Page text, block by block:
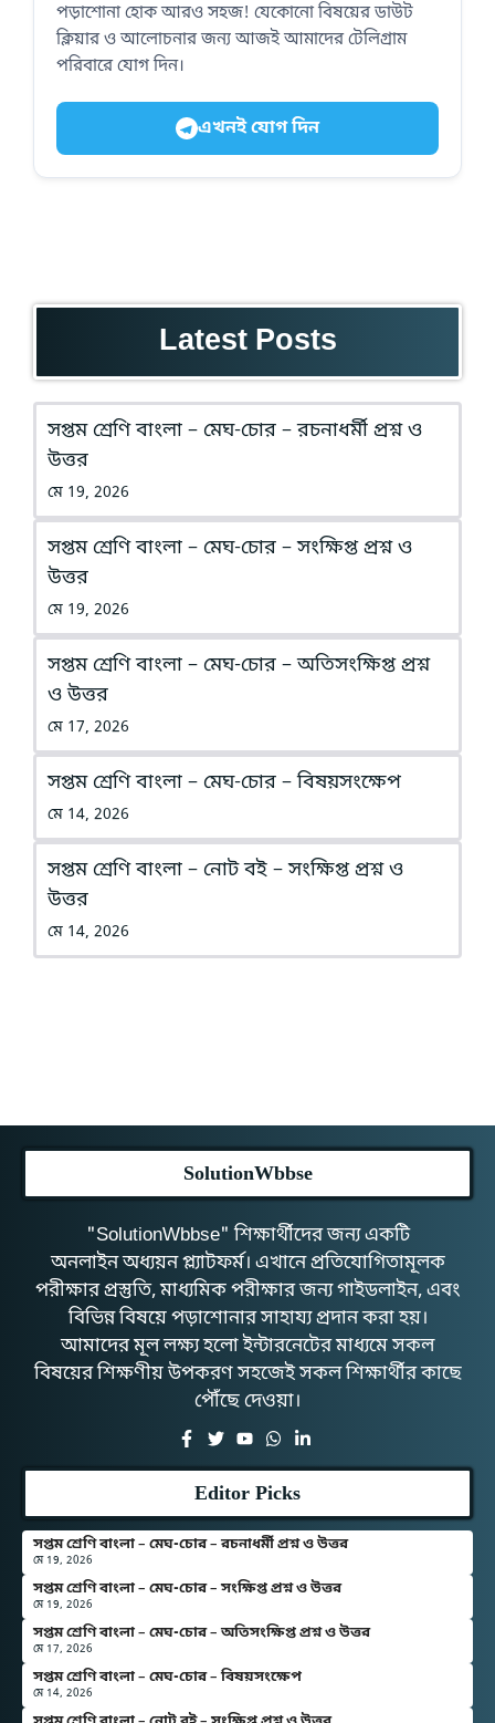
পড়াশোনা হোক আরও সহজ! যেকোনো বিষয়ের ডাউট
ক্লিয়ার ও আলোচনার জন্য আজই আমাদের টেলিগ্রাম
পরিবারে যোগ দিন।
এখনই যোগ দিন
Latest Posts
সপ্তম শ্রেণি বাংলা – মেঘ-চোর – রচনাধর্মী প্রশ্ন ও
উত্তর
মে 19, 2026
সপ্তম শ্রেণি বাংলা – মেঘ-চোর – সংক্ষিপ্ত প্রশ্ন ও
উত্তর
মে 19, 2026
সপ্তম শ্রেণি বাংলা – মেঘ-চোর – অতিসংক্ষিপ্ত প্রশ্ন
ও উত্তর
মে 17, 2026
সপ্তম শ্রেণি বাংলা – মেঘ-চোর – বিষয়সংক্ষেপ
মে 14, 2026
সপ্তম শ্রেণি বাংলা – নোট বই – সংক্ষিপ্ত প্রশ্ন ও
উত্তর
মে 14, 2026
SolutionWbbse
"SolutionWbbse" শিক্ষার্থীদের জন্য একটি
অনলাইন অধ্যয়ন প্ল্যাটফর্ম। এখানে প্রতিযোগিতামূলক
পরীক্ষার প্রস্তুতি, মাধ্যমিক পরীক্ষার জন্য গাইডলাইন, এবং
বিভিন্ন বিষয়ে পড়াশোনার সাহায্য প্রদান করা হয়।
আমাদের মূল লক্ষ্য হলো ইন্টারনেটের মাধ্যমে সকল
বিষয়ের শিক্ষণীয় উপকরণ সহজেই সকল শিক্ষার্থীর কাছে
পৌঁছে দেওয়া।
Editor Picks
সপ্তম শ্রেণি বাংলা – মেঘ-চোর – রচনাধর্মী প্রশ্ন ও উত্তর
মে 19, 2026
সপ্তম শ্রেণি বাংলা – মেঘ-চোর – সংক্ষিপ্ত প্রশ্ন ও উত্তর
মে 19, 2026
সপ্তম শ্রেণি বাংলা – মেঘ-চোর – অতিসংক্ষিপ্ত প্রশ্ন ও উত্তর
মে 17, 2026
সপ্তম শ্রেণি বাংলা – মেঘ-চোর – বিষয়সংক্ষেপ
মে 14, 2026